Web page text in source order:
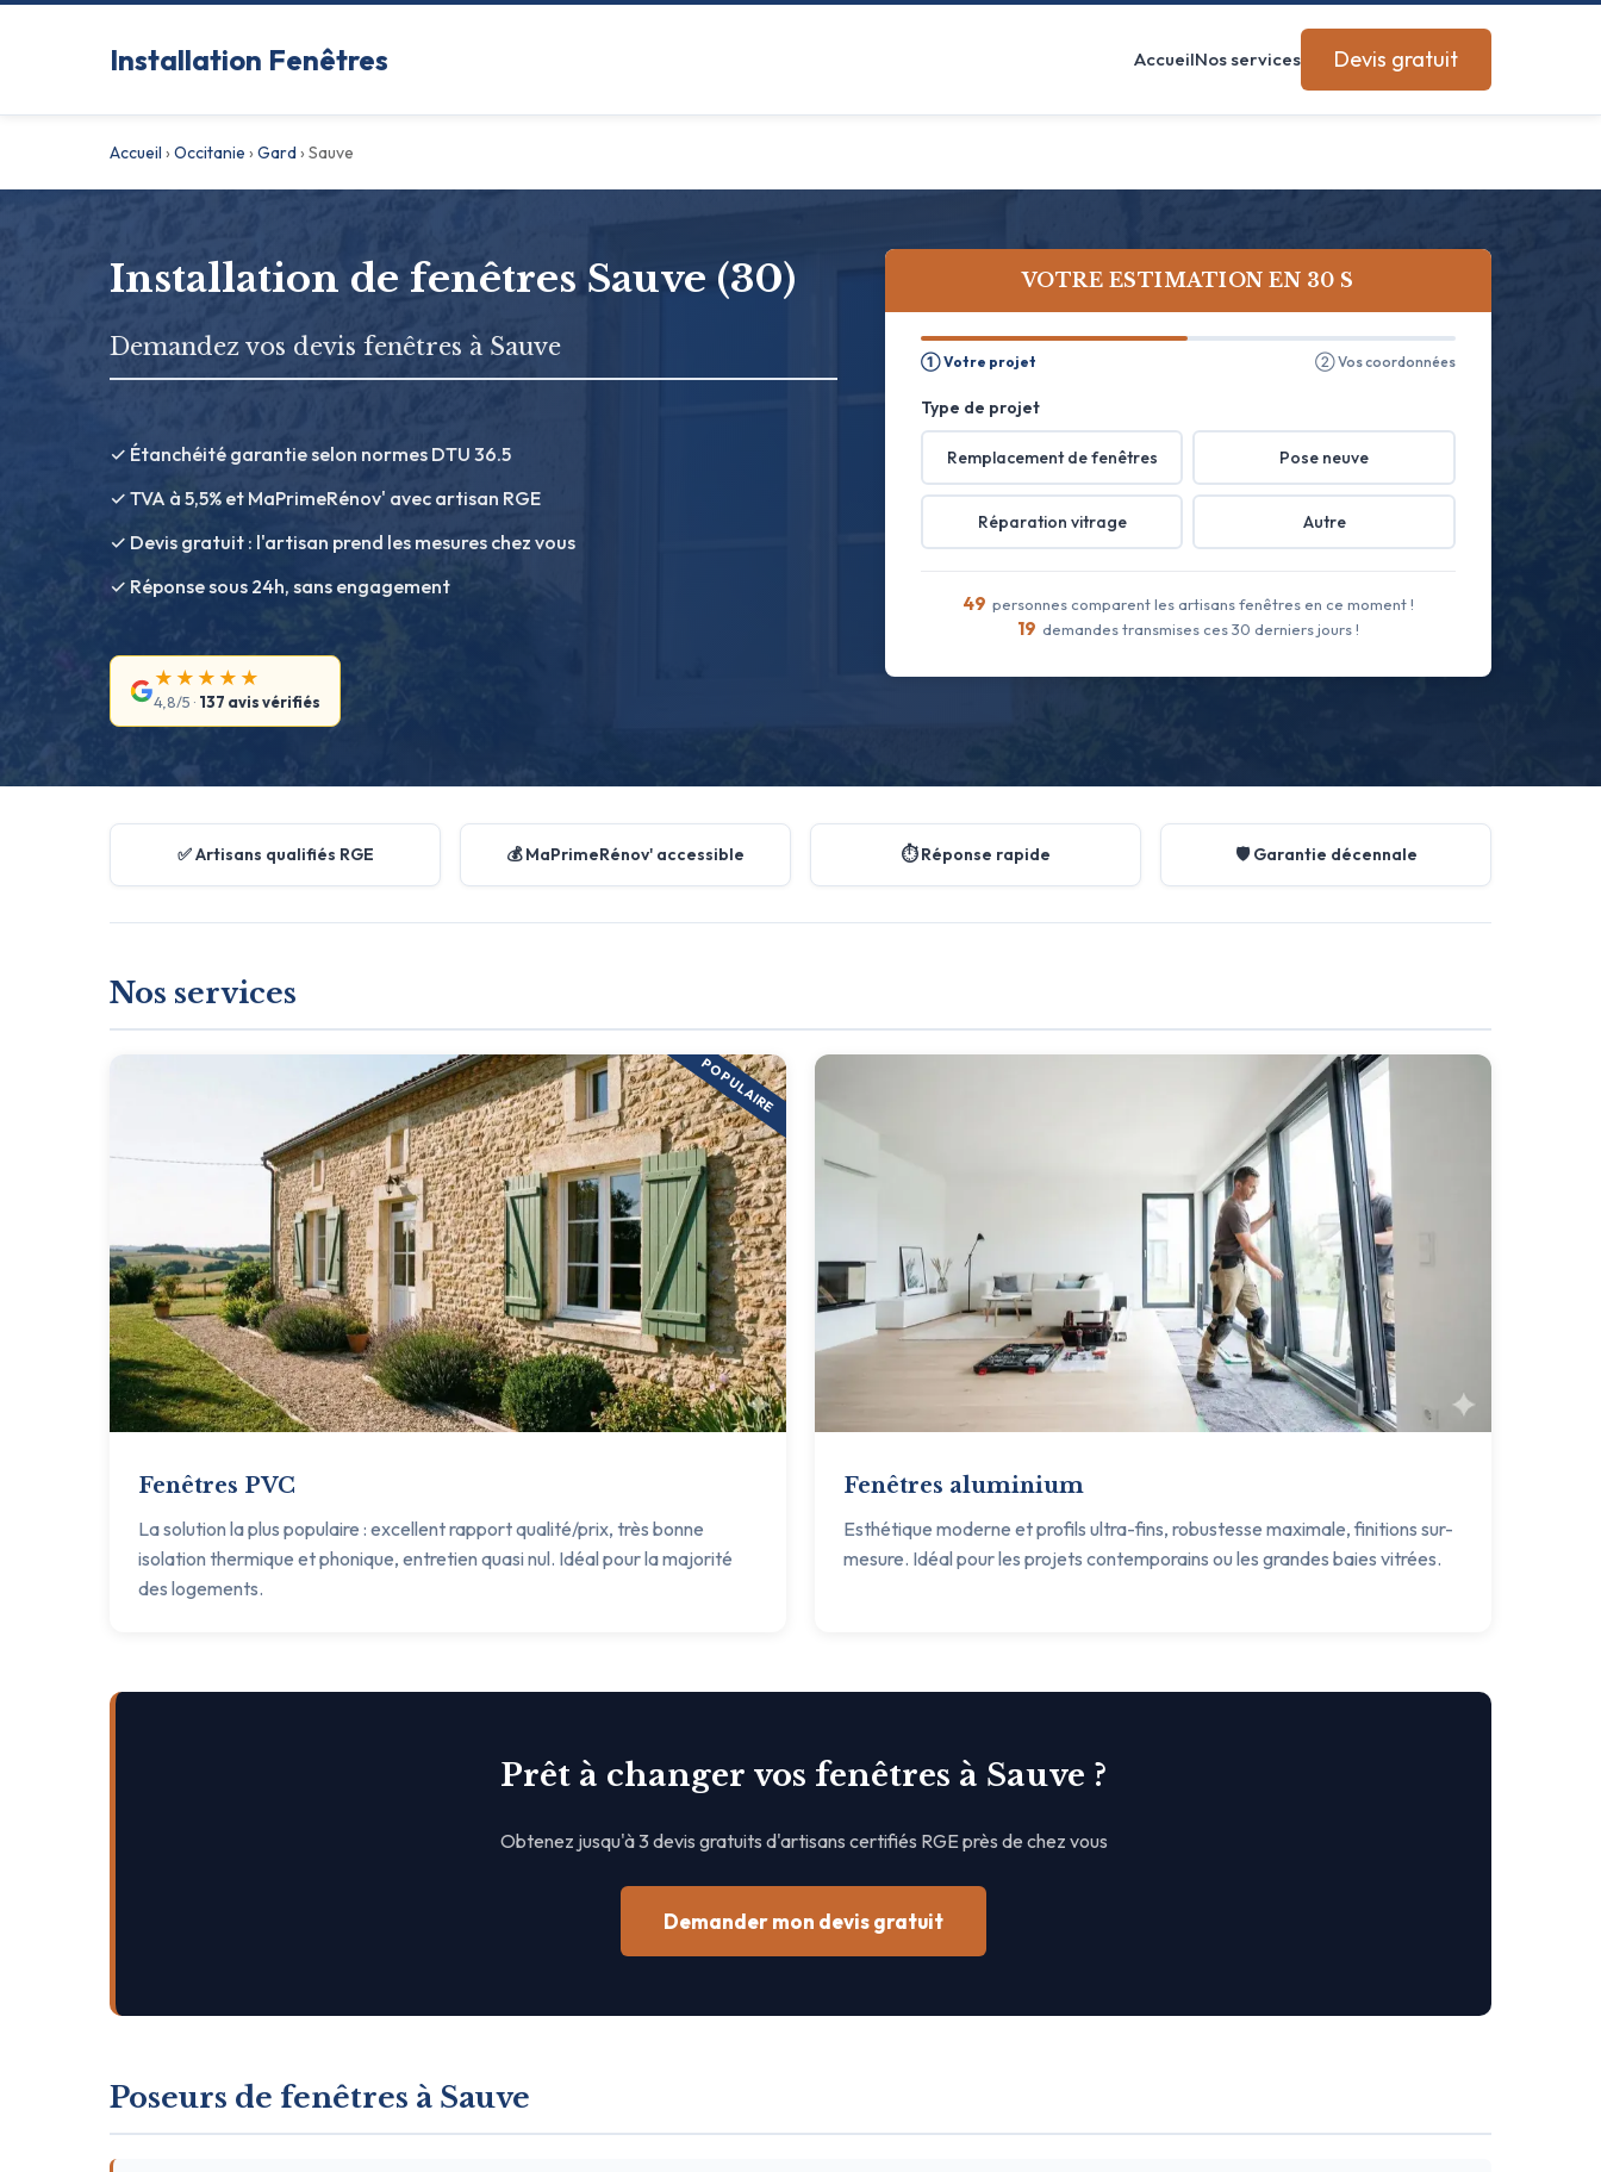
Installation Fenêtres AccueilNos services Devis gratuit
Accueil ›Occitanie ›Gard›Sauve
Installation de fenêtres Sauve (30)
Demandez vos devis fenêtres à Sauve
VOTRE ESTIMATION EN 30 S
① Votre projet ② Vos coordonnées
Type de projet
Remplacement de fenêtres Pose neuve
Réparation vitrage Autre
49 personnes comparent les artisans fenêtres en ce moment !
19 demandes transmises ces 30 derniers jours !
✓ Étanchéité garantie selon normes DTU 36.5
✓ TVA à 5,5% et MaPrimeRénov' avec artisan RGE
✓ Devis gratuit : l'artisan prend les mesures chez vous
✓ Réponse sous 24h, sans engagement
★★★★★
4,8/5 · 137 avis vérifiés
✅ Artisans qualifiés RGE 💰 MaPrimeRénov' accessible ⏱️ Réponse rapide 🛡️ Garantie décennale
Nos services
POPULAIRE
Fenêtres PVC
La solution la plus populaire : excellent rapport qualité/prix, très bonne
isolation thermique et phonique, entretien quasi nul. Idéal pour la majorité
des logements.
Fenêtres aluminium
Esthétique moderne et profils ultra-fins, robustesse maximale, finitions sur-
mesure. Idéal pour les projets contemporains ou les grandes baies vitrées.
Prêt à changer vos fenêtres à Sauve ?
Obtenez jusqu'à 3 devis gratuits d'artisans certifiés RGE près de chez vous
Demander mon devis gratuit
Poseurs de fenêtres à Sauve